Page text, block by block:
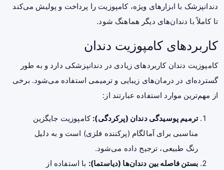
دندانپزشک با ابزارهای ویژه، کامپوزیت را پرداخت و پولیش می‌کند
تا کاملاً با دندان‌های دیگر هماهنگ شود.
کاربردهای کامپوزیت دندان
کامپوزیت دندان کاربردهای زیادی در دندانپزشکی دارد و به طور
گسترده‌ای در درمان‌های زیبایی و ترمیمی استفاده می‌شود. برخی
از مهم‌ترین موارد استفاده عبارتند از:
ترمیم پوسیدگی دندان (پرکردگی): کامپوزیت جایگزین
مناسبی برای آمالگام (پرکننده فلزی) است و به دلیل
رنگ طبیعی، ترجیح داده می‌شود.
بستن فاصله بین دندان‌ها (دیاستما): با استفاده از